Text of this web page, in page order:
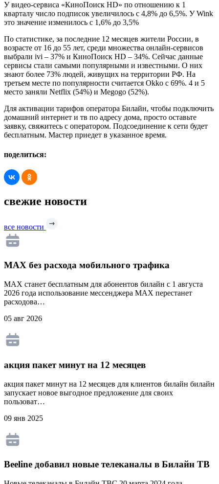
У видео-сервиса «КиноПоиск HD» по отношению к 1
кварталу число подписок увеличилось с 4,8% до 6,5%. У Wink
это значение изменилось с 1,6% до 3,5%
По статистике, за последние 12 месяцев жители России, в
возрасте от 16 до 55 лет, среди множества онлайн-сервисов
выбрали ivi – 37% и КиноПоиск HD – 34%. Сейчас данные
сервисы стали самыми популярными и известными. О них
знают более 73% людей, живущих на территории РФ. На
третьем месте по популярности считается Okko с 69%. 4 и 5
место заняли Netflix (54%) и Megogo (52%).
Для активации тарифов оператора Билайн, чтобы подключить
домашний интернет и тв по адресу дома, просто оставьте
заявку, свяжитесь с оператором. Подсоединение к сети будет
бесплатным. Мастер приедет в указанное время.
поделиться:
свежие новости
все новости
MAX без расхода мобильного трафика
MAX станет бесплатным для абонентов билайн с 1 августа
2026 года использование мессенджера MAX перестанет
расходова…
05 авг 2026
акция пакет минут на 12 месяцев
акция пакет минут на 12 месяцев для клиентов билайн билайн
запускает новое выгодное предложение для своих
пользоват…
09 янв 2025
Beeline добавил новые телеканалы в Билайн ТВ